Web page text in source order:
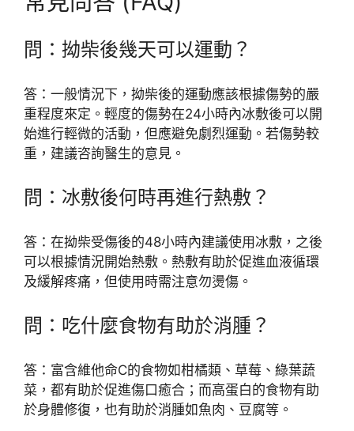
問：拗柴後幾天可以運動？
答：一般情況下，拗柴後的運動應該根據傷勢的嚴
重程度來定。輕度的傷勢在24小時內冰敷後可以開
始進行輕微的活動，但應避免劇烈運動。若傷勢較
重，建議咨詢醫生的意見。
問：冰敷後何時再進行熱敷？
答：在拗柴受傷後的48小時內建議使用冰敷，之後
可以根據情況開始熱敷。熱敷有助於促進血液循環
及緩解疼痛，但使用時需注意勿燙傷。
問：吃什麼食物有助於消腫？
答：富含維他命C的食物如柑橘類、草莓、綠葉蔬
菜，都有助於促進傷口癒合；而高蛋白的食物有助
於身體修復，也有助於消腫如魚肉、豆腐等。